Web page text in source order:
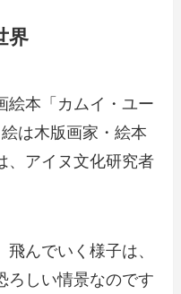
界
絵本「カムイ・ユー
は木版画家・絵本
、アイヌ文化研究者
んでいく様子は、
ろしい情景なのです